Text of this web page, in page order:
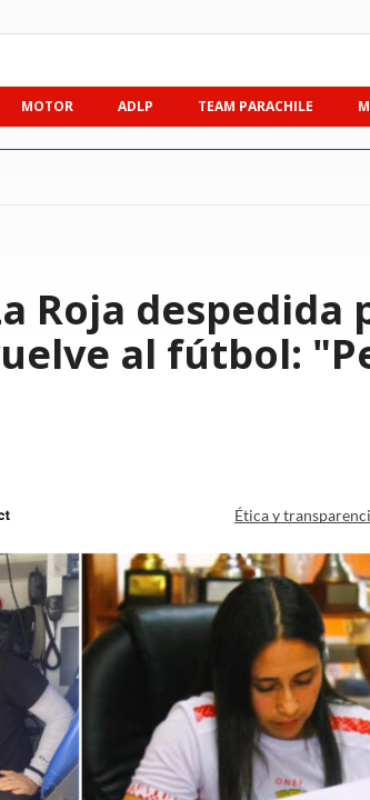
MOTOR ADLP TEAM PARACHILE
Roja
al fútbol:
Ética y